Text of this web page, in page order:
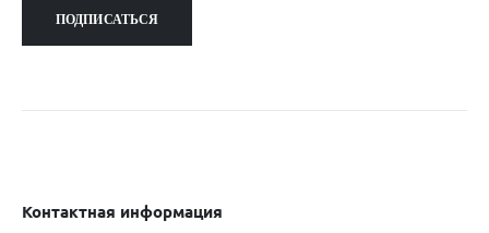
Контактная информация